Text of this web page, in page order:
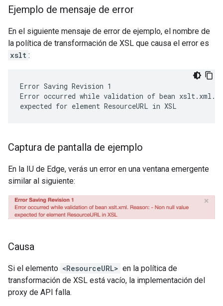
Ejemplo de mensaje de error
En el siguiente mensaje de error de ejemplo, el nombre de
la política de transformación de XSL que causa el error es
xslt :
Error Saving Revision 1
Error occurred while validation of bean xslt.xml.
expected for element ResourceURL in XSL
Captura de pantalla de ejemplo
En la IU de Edge, verás un error en una ventana emergente
similar al siguiente:
Causa
Si el elemento <ResourceURL> en la política de
transformación de XSL está vacío, la implementación del
proxy de API falla.